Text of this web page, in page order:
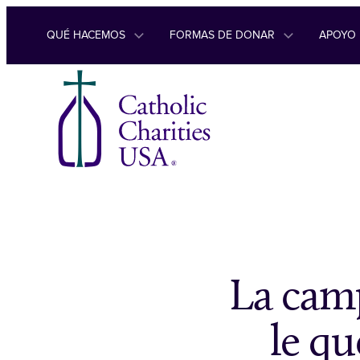
Ir al contenido
QUÉ HACEMOS FORMAS DE DONAR APOYO
La
le